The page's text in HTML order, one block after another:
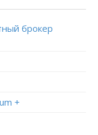
брокер
+